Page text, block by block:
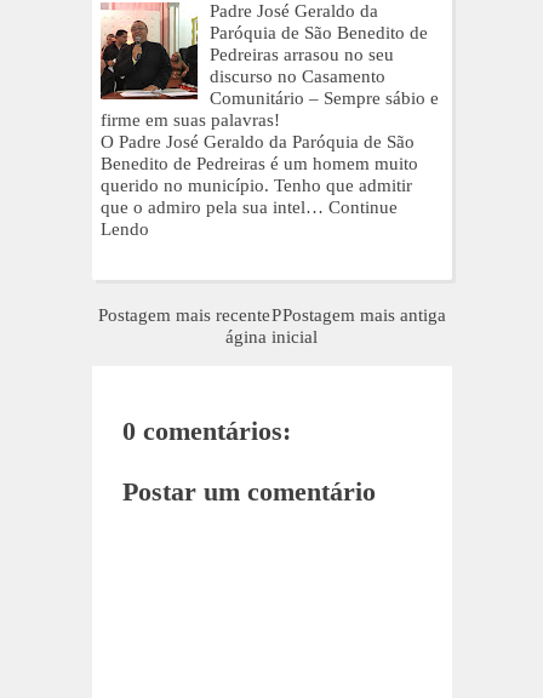
Padre José Geraldo da
Paróquia de São Benedito de
Pedreiras arrasou no seu
discurso no Casamento
Comunitário – Sempre sábio e
firme em suas palavras!
O Padre José Geraldo da Paróquia de São
Benedito de Pedreiras é um homem muito
querido no município. Tenho que admitir
que o admiro pela sua intel… Continue
Lendo
Postagem mais recente Postagem mais antiga
P
ágina inicial
0 comentários:
Postar um comentário